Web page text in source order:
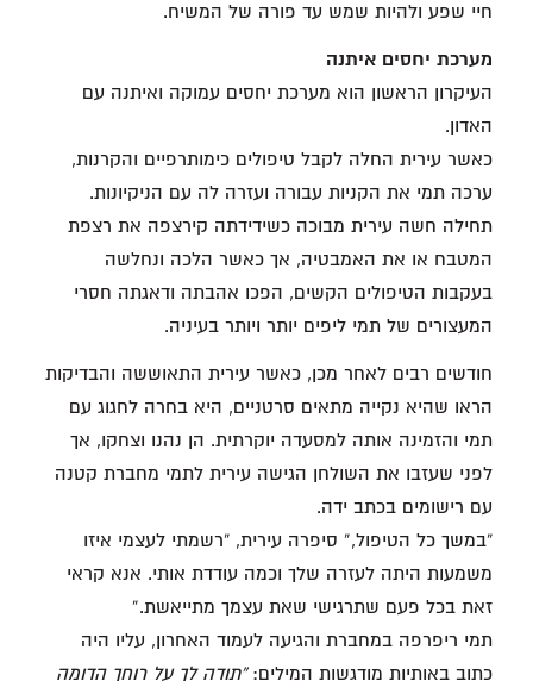
חיי שפע ולהיות שמש עד פורה של המשיח.
מערכת יחסים איתנה
העיקרון הראשון הוא מערכת יחסים עמוקה ואיתנה עם
האדון.
כאשר עירית החלה לקבל טיפולים כימותרפיים והקרנות,
ערכה תמי את הקניות עבורה ועזרה לה עם הניקיונות.
תחילה חשה עירית מבוכה כשידידתה קירצפה את רצפת
המטבח או את האמבטיה, אך כאשר הלכה ונחלשה
בעקבות הטיפולים הקשים, הפכו אהבתה ודאגתה חסרי
המעצורים של תמי ליפים יותר ויותר בעיניה.
חודשים רבים לאחר מכן, כאשר עירית התאוששה והבדיקות
הראו שהיא נקייה מתאים סרטניים, היא בחרה לחגוג עם
תמי והזמינה אותה למסעדה יוקרתית. הן נהנו וצחקו, אך
לפני שעזבו את השולחן הגישה עירית לתמי מחברת קטנה
עם רישומים בכתב ידה.
“במשך כל הטיפול,” סיפרה עירית, “רשמתי לעצמי איזו
משמעות היתה לעזרה שלך וכמה עודדת אותי. אנא קראי
זאת בכל פעם שתרגישי שאת עצמך מתייאשת.”
תמי ריפרפה במחברת והגיעה לעמוד האחרון, עליו היה
כתוב באותיות מודגשות המילים:“תודה לך על רוחך הדומה